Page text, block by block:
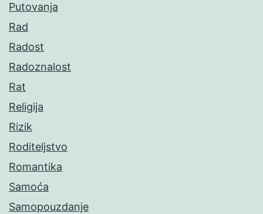
Putovanja
Rad
Radost
Radoznalost
Rat
Religija
Rizik
Roditeljstvo
Romantika
Samoća
Samopouzdanje